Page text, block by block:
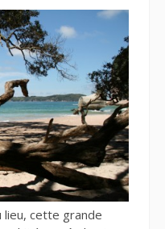
lieu, cette grande